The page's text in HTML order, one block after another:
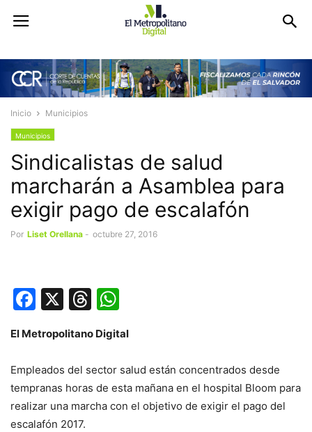
Inicio Municipios
Municipios
Sindicalistas de salud
marcharán a Asamblea para
exigir pago de escalafón
Por Liset Orellana - octubre 27, 2016
Facebook
X Threads
El Metropolitano Digital
Empleados del sector salud están concentrados desde
tempranas horas de esta mañana en el hospital Bloom para
realizar una marcha con el objetivo de exigir el pago del
escalafón 2017.